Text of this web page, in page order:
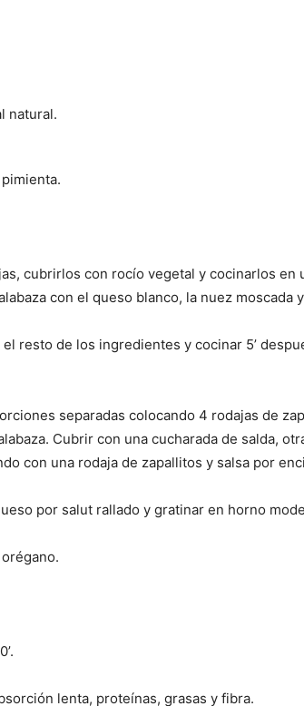
natural.
cubrirlos con rocío vegetal y cocinarlos en
con el queso blanco, la nuez moscada
resto de los ingredientes y cocinar 5’
separadas colocando 4 rodajas de
Cubrir con una cucharada de salda,
con una rodaja de zapallitos y salsa por
por salut rallado y gratinar en horno
lenta, proteínas, grasas y fibra.